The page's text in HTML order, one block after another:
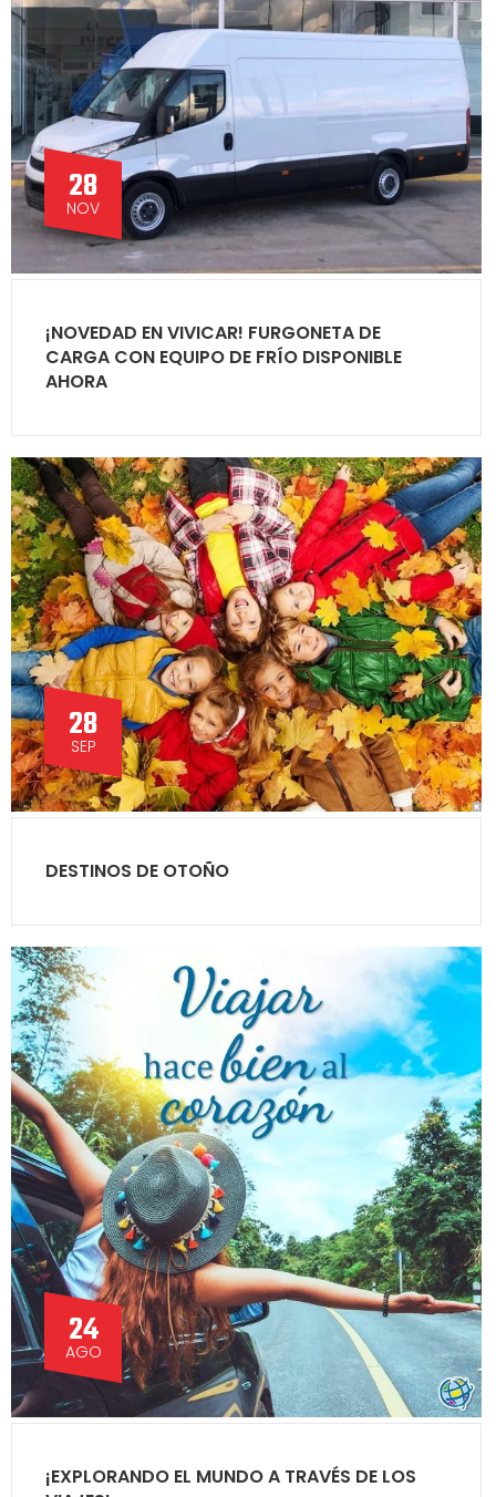
28
NOV
¡NOVEDAD EN VIVICAR! FURGONETA DE
CARGA CON EQUIPO DE FRÍO DISPONIBLE
AHORA
28
SEP
DESTINOS DE OTOÑO
24
AGO
¡EXPLORANDO EL MUNDO A TRAVÉS DE LOS